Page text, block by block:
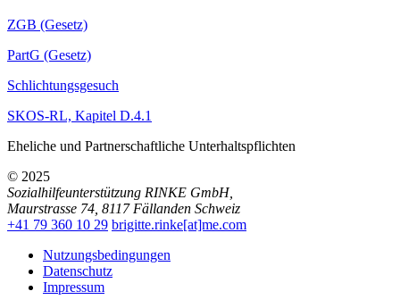
ZGB (Gesetz)
PartG (Gesetz)
Schlichtungsgesuch
SKOS-RL, Kapitel D.4.1
Eheliche und Partnerschaftliche Unterhaltspflichten
© 2025
Sozialhilfeunterstützung RINKE GmbH,
Maurstrasse 74 8117 Fällanden Schweiz
+41 79 360 10 29 brigitte.rinke[at]me.com
Nutzungsbedingungen
Datenschutz
Impressum